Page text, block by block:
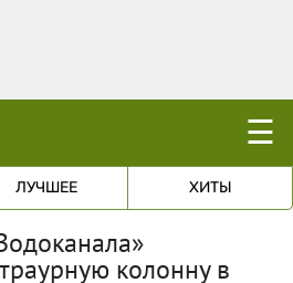
☰
ЛУЧШЕЕ ХИТЫ
колонну в